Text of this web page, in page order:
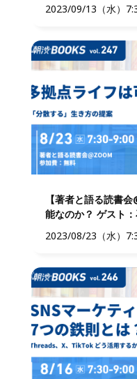
2023/09/13（水）
【著者と語る読書
能なのか？ ゲスト
2023/08/23（水）